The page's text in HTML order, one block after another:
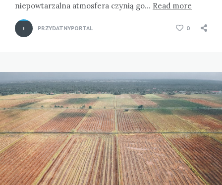
niepowtarzalna atmosfera czynią go… Read more
PRZYDATNYPORTAL 0